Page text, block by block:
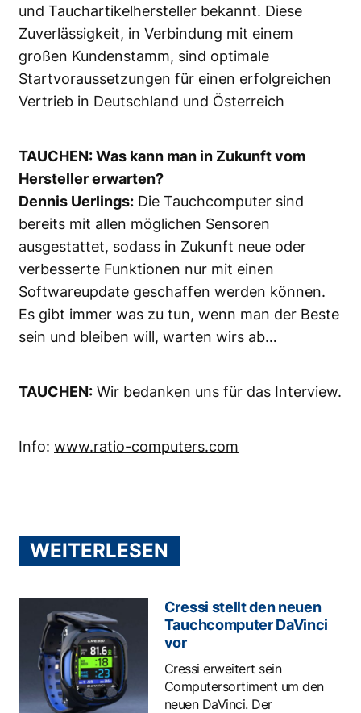
und Tauchartikelhersteller bekannt. Diese
Zuverlässigkeit, in Verbindung mit einem
großen Kundenstamm, sind optimale
Startvoraussetzungen für einen erfolgreichen
Vertrieb in Deutschland und Österreich
TAUCHEN: Was kann man in Zukunft vom
Hersteller erwarten?
Dennis Uerlings: Die Tauchcomputer sind
bereits mit allen möglichen Sensoren
ausgestattet, sodass in Zukunft neue oder
verbesserte Funktionen nur mit einen
Softwareupdate geschaffen werden können.
Es gibt immer was zu tun, wenn man der Beste
sein und bleiben will, warten wirs ab…
TAUCHEN: Wir bedanken uns für das Interview.
Info: www.ratio-computers.com
WEITERLESEN
Cressi stellt den neuen
Tauchcomputer DaVinci
vor
Cressi erweitert sein
Computersortiment um den
neuen DaVinci. Der